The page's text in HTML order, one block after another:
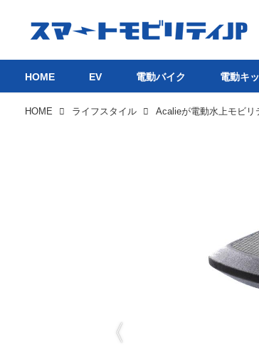
HOME EV 電動バイク 電動キ
HOME ライフスタイル